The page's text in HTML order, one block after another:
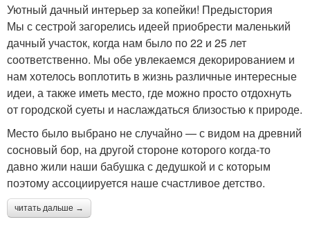
Уютный дачный интерьер за копейки! Предыстория
Мы с сестрой загорелись идеей приобрести маленький
дачный участок, когда нам было по 22 и 25 лет
соответственно. Мы обе увлекаемся декорированием и
нам хотелось воплотить в жизнь различные интересные
идеи, а также иметь место, где можно просто отдохнуть
от городской суеты и наслаждаться близостью к природе.
Место было выбрано не случайно — с видом на древний
сосновый бор, на другой стороне которого когда-то
давно жили наши бабушка с дедушкой и с которым
поэтому ассоциируется наше счастливое детство.
читать дальше →